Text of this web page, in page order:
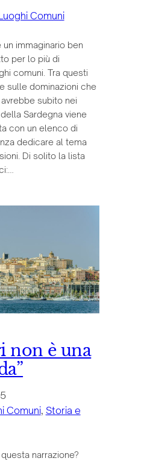
Comuni
un immaginario ben
per lo più di
comuni. Tra questi
sulle dominazioni che
subito nei
Sardegna viene
con un elenco di
dedicare al tema
Di solito la lista
non è una
Comuni, Storia e
narrazione?